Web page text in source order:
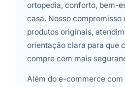
ortopedia, conforto, bem-
casa. Nosso compromisso
produtos originais,
orientação clara para que
compre com mais
Além do e-commerce